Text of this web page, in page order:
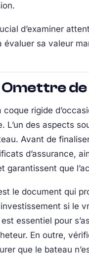
d’examiner
évaluer sa valeur
Omettre
coque rigide
L’un des aspects
Avant de
d’assurance,
garantissent que
le document qui
si le
est essentiel pour
En outre,
que le bateau